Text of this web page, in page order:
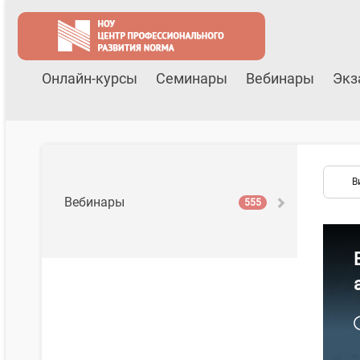
Онлайн-курсы Семинары Вебинары
Вебинары 555